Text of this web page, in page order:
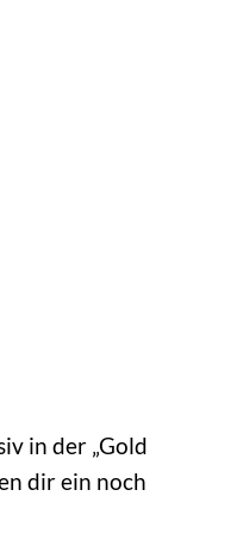
in der „Gold
dir ein noch